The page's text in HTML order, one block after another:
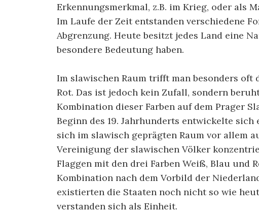
Erkennungsmerkmal, z.B. im Krieg, oder als
Im Laufe der Zeit entstanden verschiedene
Abgrenzung. Heute besitzt jedes Land eine
besondere Bedeutung haben.
Im slawischen Raum trifft man besonders
Rot. Das ist jedoch kein Zufall, sondern
Kombination dieser Farben auf dem Prager
Beginn des 19. Jahrhunderts entwickelte
sich im slawisch geprägten Raum vor allem
Vereinigung der slawischen Völker
Flaggen mit den drei Farben Weiß, Blau und
Kombination nach dem Vorbild der
existierten die Staaten noch nicht so wie
verstanden sich als Einheit.